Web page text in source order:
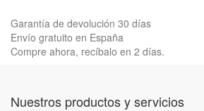
Garantía de devolución 30 días
Envío gratuito en España
Compre ahora, recíbalo en 2 días.
Nuestros productos y servicios